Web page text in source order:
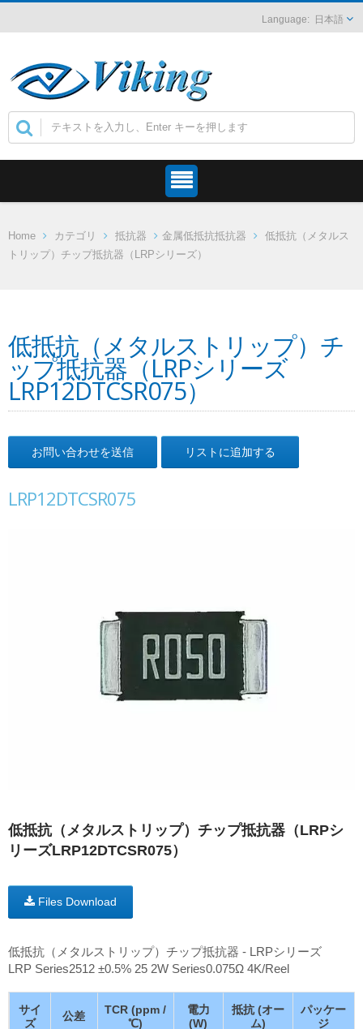
日本語
Home カテゴリ 抵抗器 金属低抵抗抵抗器
低抵抗（メタルス
トリップ）チップ抵抗器（LRPシリーズ）
低抵抗（メタルストリップ）チ
ップ抵抗器（LRPシリーズ
LRP12DTCSR075）
お問い合わせを送信 リストに追加する
LRP12DTCSR075
低抵抗（メタルストリップ）チップ抵抗器（LRPシ
リーズLRP12DTCSR075）
Files Download
低抵抗（メタルストリップ）チップ抵抗器 - LRPシリーズ
LRP Series2512 ±0.5% 25 2W Series0.075Ω 4K/Reel
サイ
ズ
公差
TCR (ppm /
℃)
電力
(W)
抵抗 (オー
ム)
パッケー
ジ